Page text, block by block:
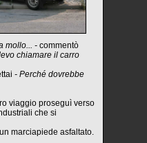
mollo... - commentò
chiamare il carro
- Perché dovrebbe
viaggio proseguì verso
che si
marciapiede asfaltato.